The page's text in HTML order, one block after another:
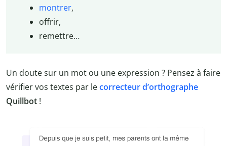
montrer,
offrir,
remettre…
Un doute sur un mot ou une expression ? Pensez à faire
vérifier vos textes par lecorrecteur d’orthographe
Quillbot !